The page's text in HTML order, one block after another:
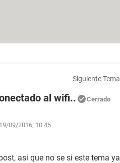
Siguiente Tema
al wifi.. Cerrado
09/2016, 10:45
asi que no se si este tema ya